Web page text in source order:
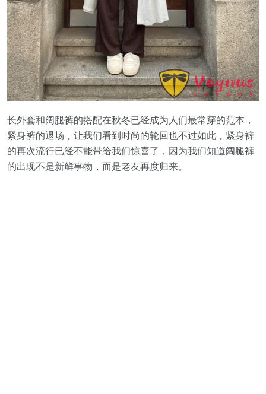
长外套和阔腿裤的搭配在秋冬已经成为人们最常穿的范本，
紧身裤的退场，让我们看到时尚的轮回也不过如此，紧身裤
的再次流行已经不能带给我们惊喜了，因为我们知道阔腿裤
的出现不是新鲜事物，而是老友再度归来。